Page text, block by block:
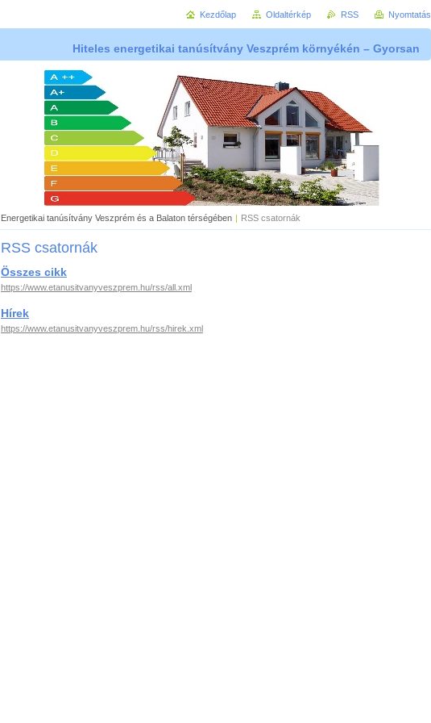
Hiteles energetikai tanúsítvány Veszprém környékén – Gyorsan
Energetikai tanúsítvány Veszprém és a Balaton térségében | RSS csatornák
RSS csatornák
Összes cikk
https://www.etanusitvanyveszprem.hu/rss/all.xml
Hírek
https://www.etanusitvanyveszprem.hu/rss/hirek.xml
Kezdőlap Oldaltérkép RSS Nyomtatás